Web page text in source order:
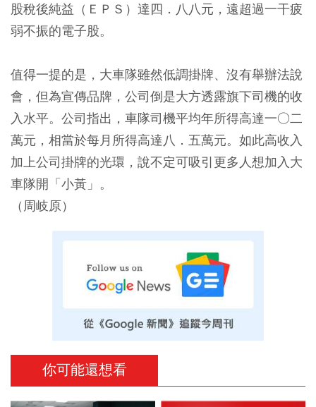
股稅後純益（ＥＰＳ）達四．八八元，遠超過一干疲
弱不振的電子股。
值得一提的是，大車隊雖然低調掛牌、沒有舉辦法說
會，但為宣傳品牌，公司倒是大方透露旗下司機的收
入水平。公司指出，車隊司機平均年所得高達一○二
萬元，相當於每月所得高達八．五萬元。如此高收入
加上公司掛牌的光環，說不定可吸引更多人想加入大
車隊開「小黃」。
（周岐原）
你可能還想看